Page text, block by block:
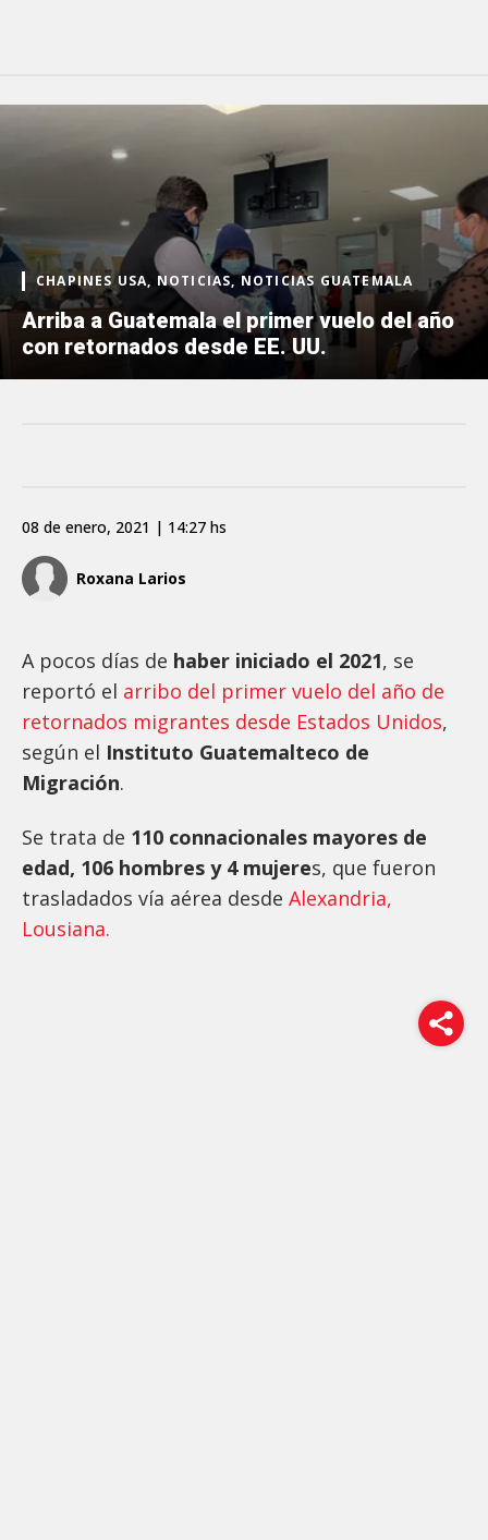
CHAPINES USA, NOTICIAS, NOTICIAS GUATEMALA
Arriba a Guatemala el primer vuelo del año
con retornados desde EE. UU.
Roxana Larios
08 de enero, 2021 | 14:27 hs
A pocos días de haber iniciado el 2021, se
reportó el arribo del primer vuelo del año de
retornados migrantes desde Estados Unidos,
según el Instituto Guatemalteco de
Migración.
Se trata de 110 connacionales mayores de
edad, 106 hombres y 4 mujeres, que fueron
trasladados vía aérea desde Alexandria,
Lousiana.